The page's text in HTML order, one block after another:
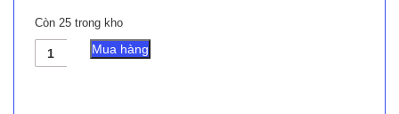
Còn 25 trong kho
Van
Mua hàng